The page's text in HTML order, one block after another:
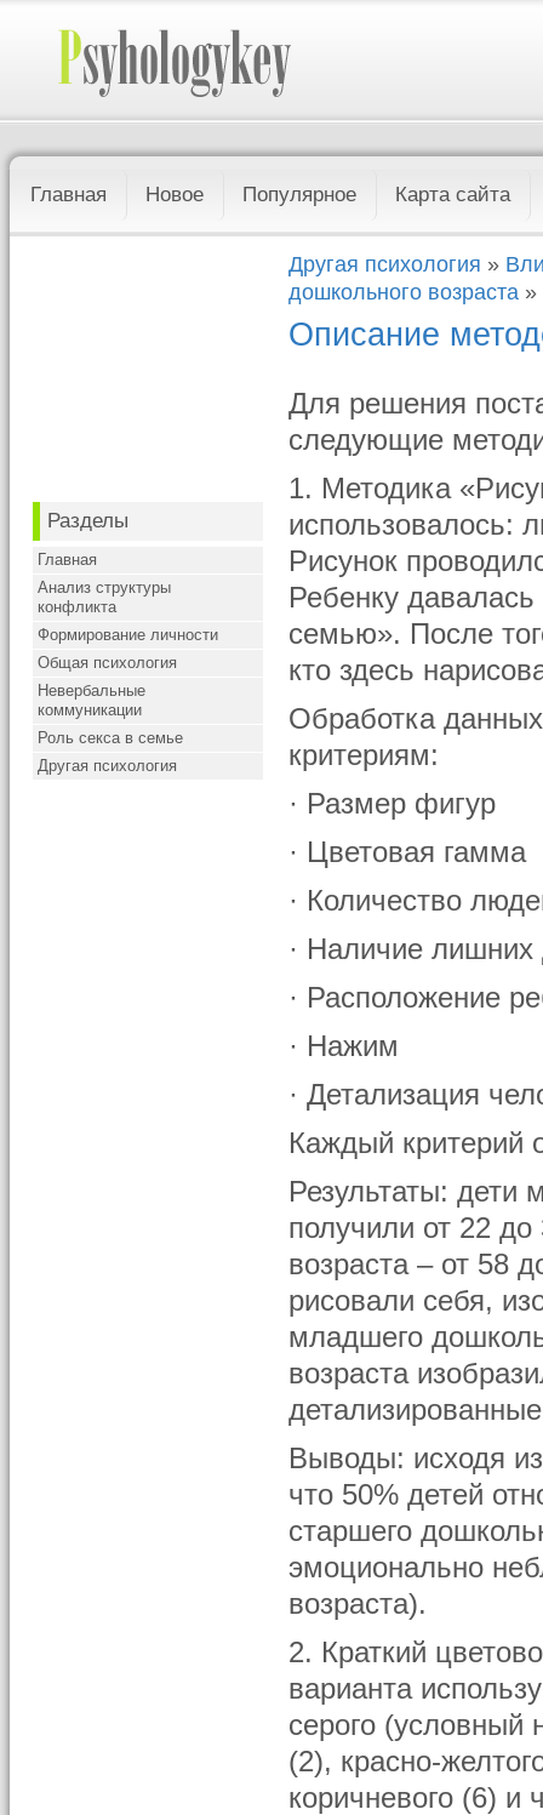
Главная Новое Популярное Карта сайта
Разделы
Главная
Анализ структуры
конфликта
Формирование личности
Общая психология
Невербальные
коммуникации
Роль секса в семье
Другая психология
Другая психология »
дошкольного возраста »
Описание
Для решения
следующие
1. Методика
использовалось:
Рисунок
Ребенку
семью». После
кто здесь
Обработка
критериям:
· Размер фигур
· Цветовая гамма
· Количество
· Наличие
· Расположение
· Нажим
· Детализация
Каждый критерий
Результаты: дети
получили от 22
возраста – от 58
рисовали себя,
младшего
возраста
Выводы: исходя
что 50% детей
старшего
эмоционально
возраста).
2. Краткий
варианта
серого (условный
(2), красно-
коричневого (6) и